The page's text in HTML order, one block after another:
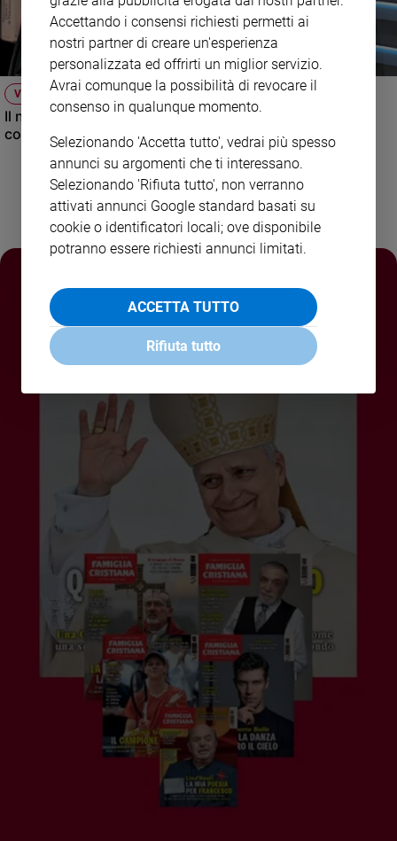
Policy
siamo
Contatti
Pubblicità
Registrati
VIDEO
Il nuovo numero di Famiglia Cristiana raccontato dal
condirettore.
Accettando i consensi richiesti permetti ai
nostri partner di creare un'esperienza
personalizzata ed offrirti un miglior servizio.
Avrai comunque la possibilità di revocare il
consenso in qualunque momento.
Selezionando 'Accetta tutto', vedrai più spesso
annunci su argomenti che ti interessano.
Selezionando 'Rifiuta tutto', non verranno
attivati annunci Google standard basati su
cookie o identificatori locali; ove disponibile
potranno essere richiesti annunci limitati.
ACCETTA TUTTO
Rifiuta tutto